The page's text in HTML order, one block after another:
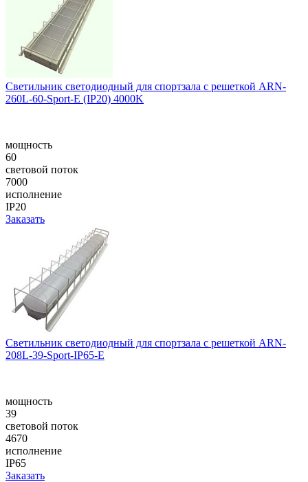
Светильник светодиодный для спортзала с решеткой ARN-
260L-60-Sport-E (IP20) 4000K
мощность
60
световой поток
7000
исполнение
IP20
Заказать
Светильник светодиодный для спортзала с решеткой ARN-
208L-39-Sport-IP65-E
мощность
39
световой поток
4670
исполнение
IP65
Заказать